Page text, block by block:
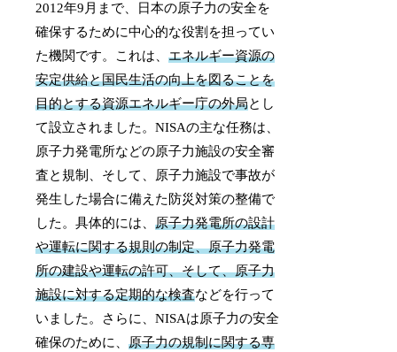
2012年9月まで、日本の原子力の安全を
確保するために中心的な役割を担ってい
た機関です。これは、エネルギー資源の
安定供給と国民生活の向上を図ることを
目的とする資源エネルギー庁の外局とし
て設立されました。NISAの主な任務は、
原子力発電所などの原子力施設の安全審
査と規制、そして、原子力施設で事故が
発生した場合に備えた防災対策の整備で
した。具体的には、原子力発電所の設計
や運転に関する規則の制定、原子力発電
所の建設や運転の許可、そして、原子力
施設に対する定期的な検査などを行って
いました。さらに、NISAは原子力の安全
確保のために、原子力の規制に関する専